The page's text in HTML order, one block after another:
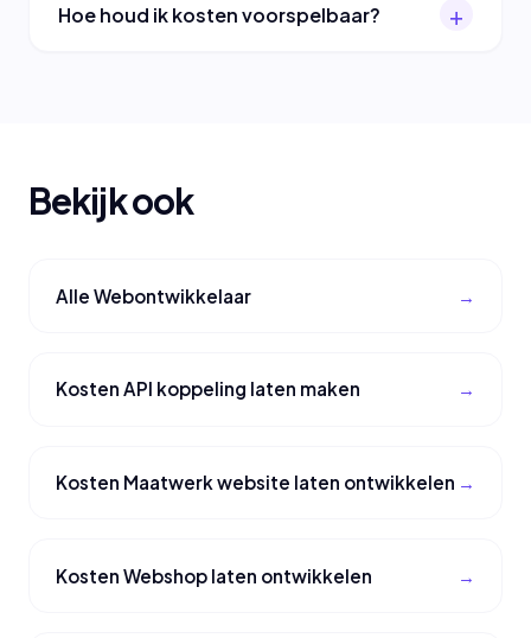
Hoe houd ik kosten voorspelbaar?
Bekijk ook
Alle Webontwikkelaar
Kosten API koppeling laten maken
Kosten Maatwerk website laten ontwikkelen
Kosten Webshop laten ontwikkelen